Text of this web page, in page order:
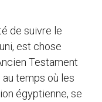
de suivre le
est chose
Testament
au temps où les
égyptienne, se